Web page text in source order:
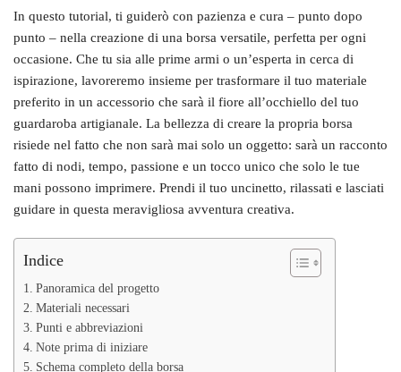
In questo tutorial, ti guiderò con pazienza e cura – punto dopo
punto – nella creazione di una borsa versatile, perfetta per ogni
occasione. Che tu sia alle prime armi o un’esperta in cerca di
ispirazione, lavoreremo insieme per trasformare il tuo materiale
preferito in un accessorio che sarà il fiore all’occhiello del tuo
guardaroba artigianale. La bellezza di creare la propria borsa
risiede nel fatto che non sarà mai solo un oggetto: sarà un racconto
fatto di nodi, tempo, passione e un tocco unico che solo le tue
mani possono imprimere. Prendi il tuo uncinetto, rilassati e lasciati
guidare in questa meravigliosa avventura creativa.
Indice
Panoramica del progetto
Materiali necessari
Punti e abbreviazioni
Note prima di iniziare
Schema completo della borsa